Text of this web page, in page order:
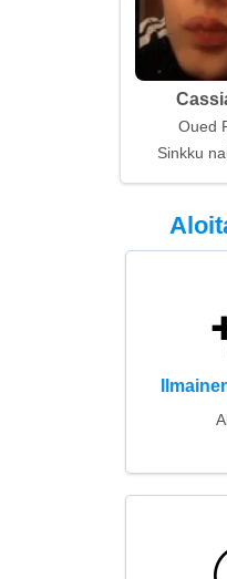
Oued
Sinkku